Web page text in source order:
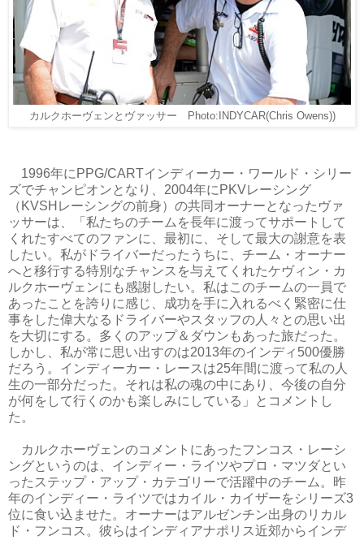
カルクホーヴェンとヴァッサー Photo:INDYCAR(Chris Owens))
1996年にPPG/CARTインディーカー・ワールド・シリー
ズでチャンピオンとなり、2004年にPKVレーシング
（KVSHレーシングの前身）の共同オーナーとなったヴァ
ッサーは、「私たちのチームを長年に渡ってサポートして
くれたすべてのファンに、最初に、そして最大の謝意を表
したい。私がドライバーだったうちに、チーム・オーナー
へと移行する特別なチャンスを与えてくれたケヴィン・カ
ルクホーヴェンにも感謝したい。私はこのチームの一員で
あったことを誇りに感じ、成功を手に入れるべく緊密に仕
事をした偉大なるドライバーやスタッフの人々との思い出
を大切にする。多くのアップ＆ダウンもあった旅だった。
しかし、私が常に思い出すのは2013年のインディ500優勝
だろう。インディーカー・レースは25年間に渡って私の人
生の一部分だった。それは私の魂の中にあり、今後の自分
が何をして行くのかも楽しみにしている」とコメントし
た。
カルクホーヴェンのコメントにあったフンコス・レーシ
ングというのは、インディー・ライツやプロ・マツダとい
ったステップ・アップ・カテゴリーで活躍中のチーム。昨
年のインディー・ライツではカイル・カイザーをシリーズ3
位に食い込ませた。オーナーはアルゼンチン出身のリカル
ド・フンコス。彼らはインディアナポリス近郊からインデ